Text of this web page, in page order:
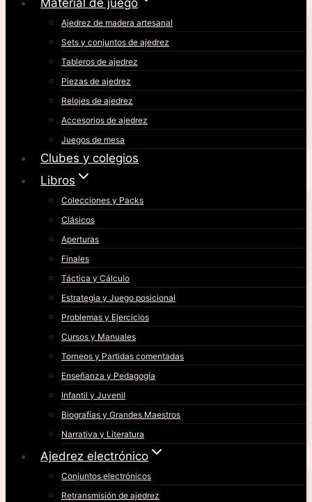
Material de juego
Ajedrez de madera artesanal
Sets y conjuntos de ajedrez
Tableros de ajedrez
Piezas de ajedrez
Relojes de ajedrez
Accesorios de ajedrez
Juegos de mesa
Clubes y colegios
Libros
Colecciones y Packs
Clásicos
Aperturas
Finales
Táctica y Cálculo
Estrategia y Juego posicional
Problemas y Ejercicios
Cursos y Manuales
Torneos y Partidas comentadas
Enseñanza y Pedagogía
Infantil y Juvenil
Biografías y Grandes Maestros
Narrativa y Literatura
Ajedrez electrónico
Conjuntos electrónicos
Retransmisión de ajedrez